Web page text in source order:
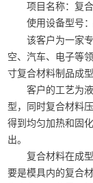
项目名称：复
使用设备型号
该客户为一家
空、汽车、电子等
寸复合材料制品成
客户的工艺为
型，同时复合材料
得到均匀加热和固
出。
复合材料在成
要是模具内的复合